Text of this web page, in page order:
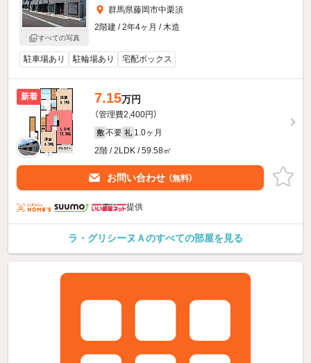
すべての写真
群馬県藤岡市中栗須
2階建 / 2年4ヶ月 / 木造
駐車場あり 駐輪場あり 宅配ボックス
新着 7.15万円
（管理費2,400円）
敷 不要 礼 1.0ヶ月
2階 / 2LDK / 59.58㎡
お問い合わせ （無料）
提供
ラ・グリシーヌＡのすべての部屋を見る